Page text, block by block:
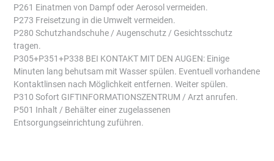
P261 Einatmen von Dampf oder Aerosol vermeiden.
P273 Freisetzung in die Umwelt vermeiden.
P280 Schutzhandschuhe / Augenschutz / Gesichtsschutz
tragen.
P305+P351+P338 BEI KONTAKT MIT DEN AUGEN: Einige
Minuten lang behutsam mit Wasser spülen. Eventuell vorhandene
Kontaktlinsen nach Möglichkeit entfernen. Weiter spülen.
P310 Sofort GIFTINFORMATIONSZENTRUM / Arzt anrufen.
P501 Inhalt / Behälter einer zugelassenen
Entsorgungseinrichtung zuführen.